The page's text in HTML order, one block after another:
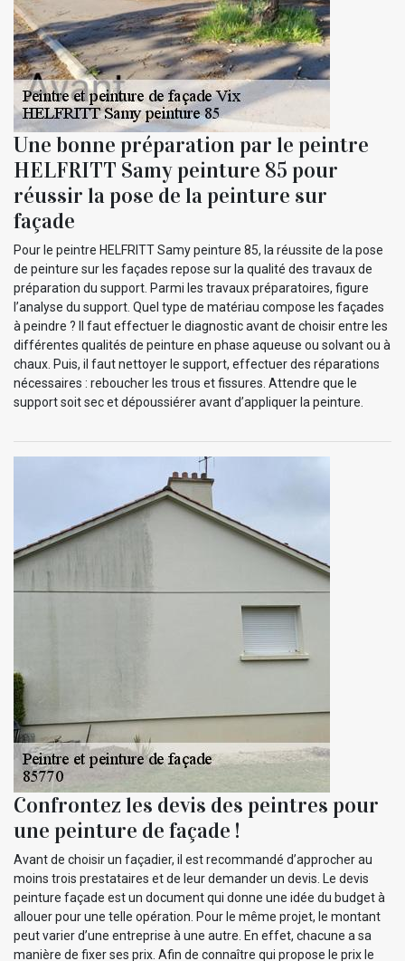
Une bonne préparation par le peintre
HELFRITT Samy peinture 85 pour
réussir la pose de la peinture sur
façade
Pour le peintre HELFRITT Samy peinture 85, la réussite de la pose
de peinture sur les façades repose sur la qualité des travaux de
préparation du support. Parmi les travaux préparatoires, figure
l’analyse du support. Quel type de matériau compose les façades
à peindre ? Il faut effectuer le diagnostic avant de choisir entre les
différentes qualités de peinture en phase aqueuse ou solvant ou à
chaux. Puis, il faut nettoyer le support, effectuer des réparations
nécessaires : reboucher les trous et fissures. Attendre que le
support soit sec et dépoussiérer avant d’appliquer la peinture.
Confrontez les devis des peintres pour
une peinture de façade !
Avant de choisir un façadier, il est recommandé d’approcher au
moins trois prestataires et de leur demander un devis. Le devis
peinture façade est un document qui donne une idée du budget à
allouer pour une telle opération. Pour le même projet, le montant
peut varier d’une entreprise à une autre. En effet, chacune a sa
manière de fixer ses prix. Afin de connaître qui propose le prix le